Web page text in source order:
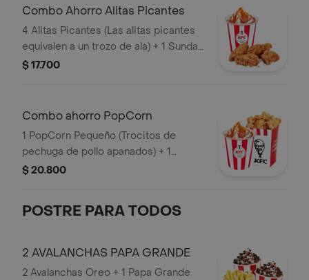
Combo Ahorro Alitas Picantes
4 Alitas Picantes (Las alitas picantes
equivalen a un trozo de ala) + 1 Sundae
de Arequipe
$ 17.700
Combo ahorro PopCorn
1 PopCorn Pequeño (Trocitos de
pechuga de pollo apanados) + 1
Sundae Arequipe
$ 20.800
POSTRE PARA TODOS
2 AVALANCHAS PAPA GRANDE
2 Avalanchas Oreo + 1 Papa Grande